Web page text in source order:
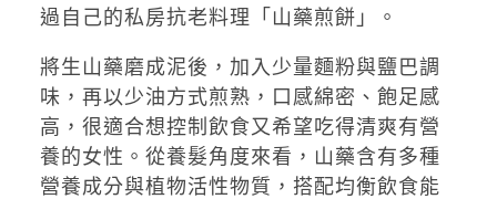
過自己的私房抗老料理「山藥煎餅」。
將生山藥磨成泥後，加入少量麵粉與鹽巴調
味，再以少油方式煎熟，口感綿密、飽足感
高，很適合想控制飲食又希望吃得清爽有營
養的女性。從養髮角度來看，山藥含有多種
營養成分與植物活性物質，搭配均衡飲食能